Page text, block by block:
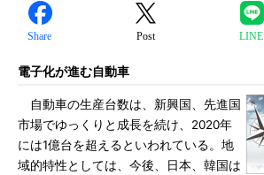
Share Post LINE
電子化が進む自動車
自動車の生産台数は、新興国、先進国
市場でゆっくりと成長を続け、2020年
には1億台を超えるといわれている。地
域的特性としては、今後、日本、韓国は